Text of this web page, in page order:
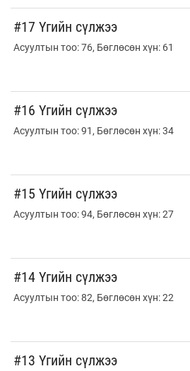
#17 Үгийн сүлжээ
Асуултын тоо: 76, Бөглөсөн хүн: 61
#16 Үгийн сүлжээ
Асуултын тоо: 91, Бөглөсөн хүн: 34
#15 Үгийн сүлжээ
Асуултын тоо: 94, Бөглөсөн хүн: 27
#14 Үгийн сүлжээ
Асуултын тоо: 82, Бөглөсөн хүн: 22
#13 Үгийн сүлжээ